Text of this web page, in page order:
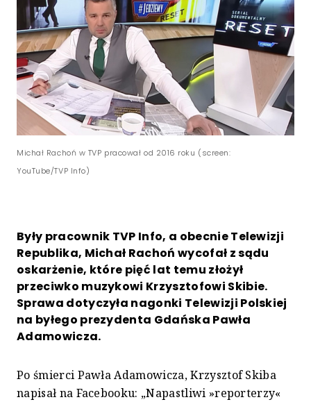
Michał Rachoń w TVP pracował od 2016 roku (screen:
YouTube/TVP Info)
Były pracownik TVP Info, a obecnie Telewizji
Republika, Michał Rachoń wycofał z sądu
oskarżenie, które pięć lat temu złożył
przeciwko muzykowi Krzysztofowi Skibie.
Sprawa dotyczyła nagonki Telewizji Polskiej
na byłego prezydenta Gdańska Pawła
Adamowicza.
Po śmierci Pawła Adamowicza, Krzysztof Skiba
napisał na Facebooku: „Napastliwi »reporterzy«